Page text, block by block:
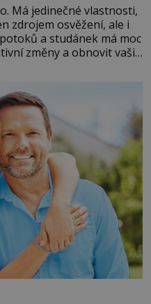
Má jedinečné vlastnosti,
zdrojem osvěžení, ale i
a studánek má moc
změny a obnovit vaši
do svého života